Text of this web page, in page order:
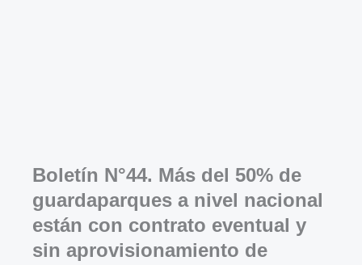
Boletín N°44. Más del 50% de
guardaparques a nivel nacional
están con contrato eventual y
sin aprovisionamiento de